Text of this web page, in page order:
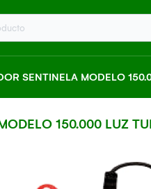
SENTINELA MODELO
150.000 LUZ